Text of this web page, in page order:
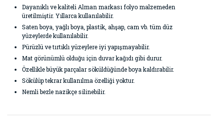
Dayanıklı ve kaliteli Alman markası folyo malzemeden
üretilmiştir. Yıllarca kullanılabilir.
Saten boya, yağlı boya, plastik, ahşap, cam vb. tüm düz
yüzeylerde kullanılabilir.
Pürüzlü ve tırtıklı yüzeylere iyi yapışmayabilir.
Mat görünümlü olduğu için duvar kağıdı gibi durur.
Özellikle büyük parçalar söküldüğünde boya kaldırabilir.
Sökülüp tekrar kullanılma özelliği yoktur.
Nemli bezle nazikçe silinebilir.